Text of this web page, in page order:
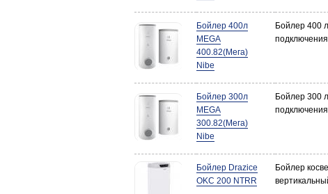
Бойлер 400л
MEGA
400.82(Мега)
Nibe
Бойлер 400
Бойлер 300л
MEGA
300.82(Мега)
Nibe
Бойлер 300
Бойлер Drazice
OKC 200 NTRR
Бойлер